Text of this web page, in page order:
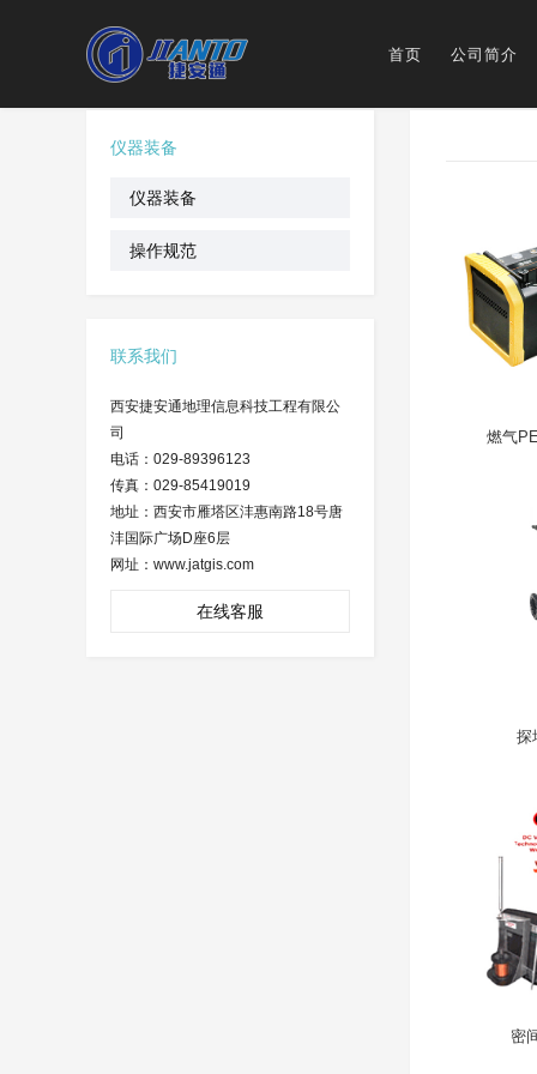
首页 公司简介
仪器装备
仪器装备
操作规范
联系我们
西安捷安通地理信息科技工程有限公
司
电话：029-89396123
传真：029-85419019
地址：西安市雁塔区沣惠南路18号唐
沣国际广场D座6层
网址：www.jatgis.com
在线客服
燃气
探
密